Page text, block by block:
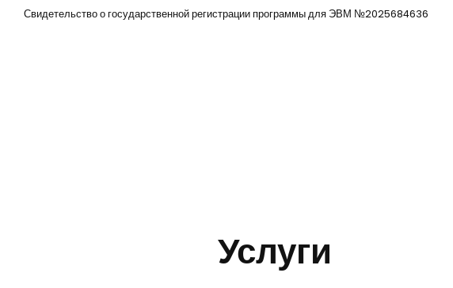
Свидетельство о государственной регистрации программы для ЭВМ №2025684636
Услуги